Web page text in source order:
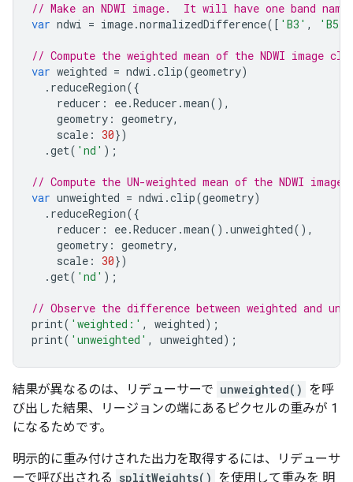
// Make an NDWI image.  It will have one band
var ndwi = image.normalizedDifference([ 'B3' , 'B5'
// Compute the weighted mean of the NDWI image
var weighted = ndwi .clip(geometry)
. reduceRegion({
reducer : ee.Reducer .mean(),
geometry : geometry,
scale : 30})
.get( 'nd' );
// Compute the UN-weighted mean of the NDWI
var unweighted = ndwi .clip(geometry)
. reduceRegion({
reducer : ee.Reducer .mean().unweighted(),
geometry : geometry,
scale : 30})
.get( 'nd' );
// Observe the difference between weighted and
print( 'weighted:' , weighted);
print( 'unweighted' , unweighted);
結果が異なるのは、リデューサーで unweighted() を呼
び出した結果、リージョンの端にあるピクセルの重みが 1
になるためです。
明示的に重み付けされた出力を取得するには、リデューサ
ーで呼び出される splitWeights() を使用して重みを 明